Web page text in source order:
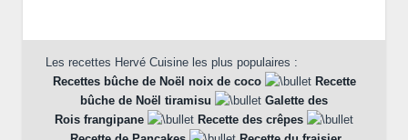
Les recettes Hervé Cuisine les plus populaires :
Recettes bûche de Noël noix de coco
Recette
bûche de Noël tiramisu
Galette des
Rois frangipane
Recette des crêpes